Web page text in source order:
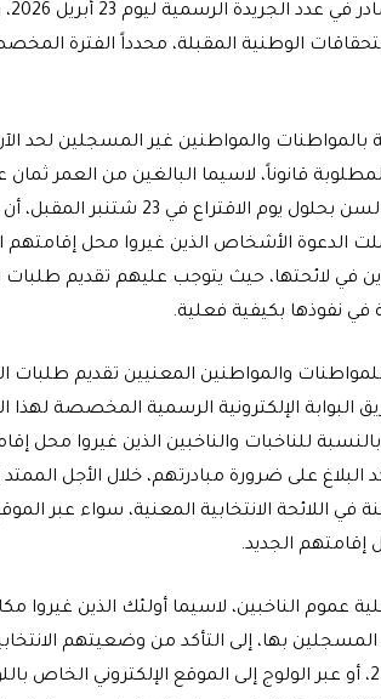
الوطنية المقبلة، محدداً الفترة
بالمواطنات والمواطنين غير المسجلين لحد الآن
قانوناً، لاسيما البالغين من العمر
الأقل، أو الذين سيبلغون هذا السن
الدعوة الأشخاص الذين غيروا محل إقامتهم
في لائحتها، حيث يتوجب عليهم تقديم طلبات
في نفوذها بكيفية فعلية.
للمواطنات والمواطنين المعنيين تقديم
البوابة الإلكترونية الرسمية المخصصة لهذا
للناخبات والناخبين الذين غيروا محل
اللائحة الانتخابية المعنية، سواء عبر
إقامتهم الجديد.
عموم الناخبين، لاسيما أولئك الذين غيروا
المسجلين بها، إلى التأكد من وضعيتهم
قصيرة إلى الرقم المجاني 2727، أو عبر الولوج إلى الموقع